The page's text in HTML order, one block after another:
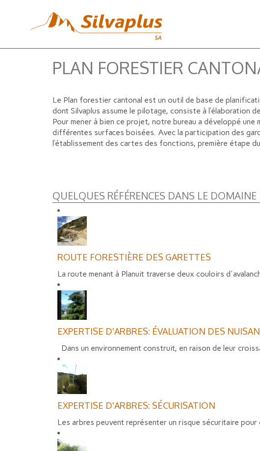
PLAN FORESTIER
Le Plan forestier cantonal est un outil de base de
dont Silvaplus assume le pilotage, consiste à l’élaboration
Pour mener à bien ce projet, notre bureau a développé
différentes surfaces boisées. Avec la participation des
l’établissement des cartes des fonctions, première étape
QUELQUES RÉFÉRENCES DANS LE DOMAINE
ROUTE FORESTIÈRE DES GARETTES
La route menant à Planuit traverse deux couloirs
EXPERTISE D'ARBRES: ÉVALUATION DES
Dans un environnement construit, en raison de leur
EXPERTISE D'ARBRES: SÉCURISATION
Les arbres peuvent représenter un risque sécuritaire